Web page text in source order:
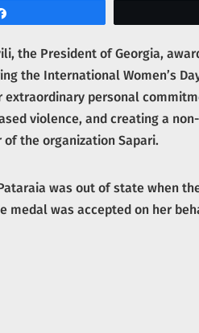
the President of Georgia,
the International Women’s
extraordinary personal
violence, and creating a
the organization Sapari.
was out of state when
medal was accepted on her